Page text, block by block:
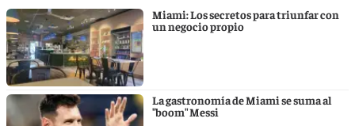
Miami: Los secretos para triunfar con
un negocio propio
La gastronomía de Miami se suma al
"boom" Messi